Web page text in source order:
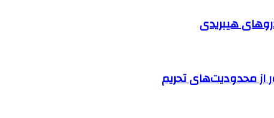
هیبریدی
از محدودیت‌های تحریم